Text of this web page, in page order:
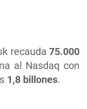
recauda 75.000
al Nasdaq con
1,8 billones.